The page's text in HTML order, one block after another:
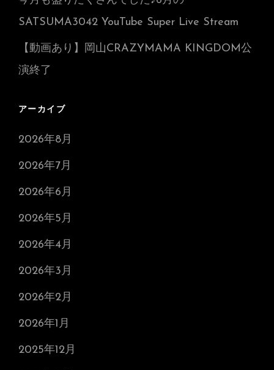
SATSUMA3042 YouTube Super Live Stream
【動画あり】岡山CRAZYMAMA KINGDOM公
演終了
アーカイブ
2026年8月
2026年7月
2026年6月
2026年5月
2026年4月
2026年3月
2026年2月
2026年1月
2025年12月